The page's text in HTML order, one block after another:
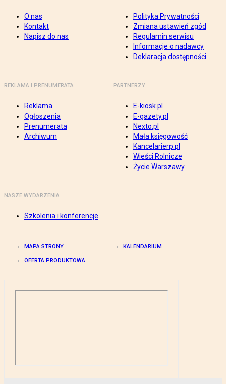
O nas
Kontakt
Napisz do nas
Polityka Prywatności
Zmiana ustawień zgód
Regulamin serwisu
Informacje o nadawcy
Deklaracja dostępności
REKLAMA I PRENUMERATA
Reklama
Ogłoszenia
Prenumerata
Archiwum
PARTNERZY
E-kiosk.pl
E-gazety.pl
Nexto.pl
Mała księgowość
Kancelarierp.pl
Wieści Rolnicze
Życie Warszawy
NASZE WYDARZENIA
Szkolenia i konferencje
MAPA STRONY KALENDARIUM
OFERTA PRODUKTOWA